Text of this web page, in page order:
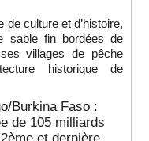
culture et d’histoire,
sable fin bordées de
villages de pêche
historique de
Burkina Faso :
de 105 milliards
et dernière